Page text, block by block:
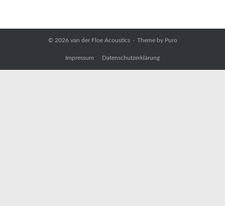
© 2026 van der Floe Acoustics Theme by Puro
Impressum Datenschutzerklärung